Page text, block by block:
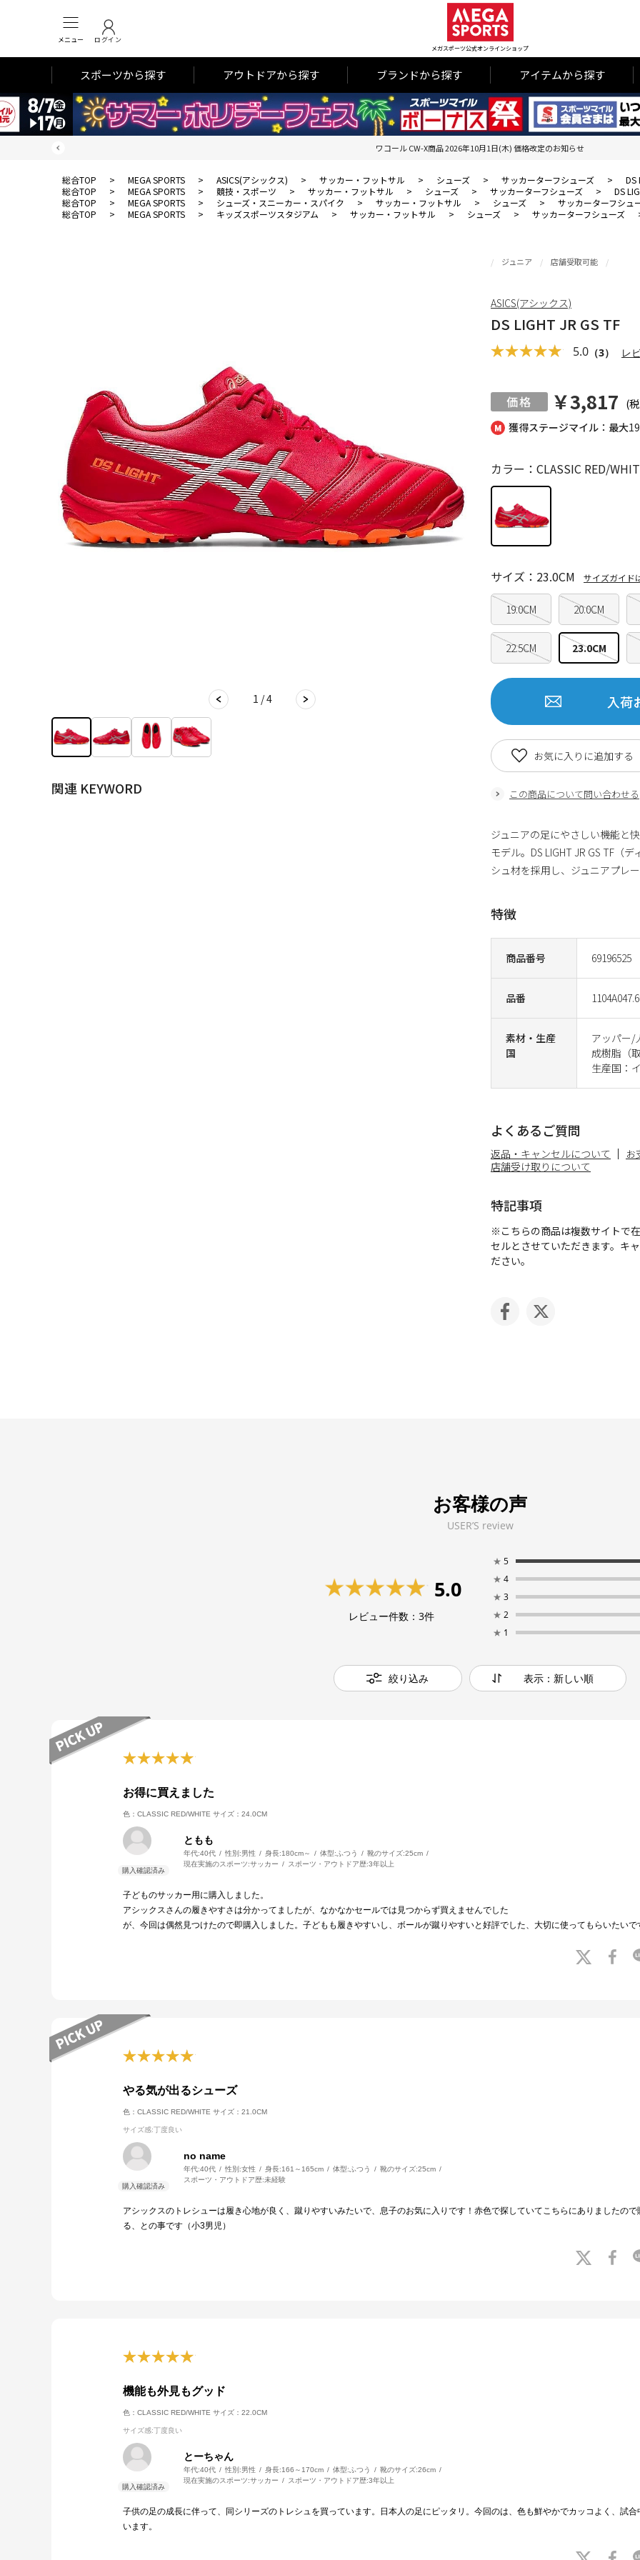
メニュー ログイン
メガスポーツ公式オンラインショップ
スポーツから探す アウトドアから探す ブランドから探す アイテムから探す
ワコール CW-X商品 2026年10月1日(木) 価格改定のお知らせ
総合TOP > MEGA SPORTS > ASICS(アシックス) > サッカー・フットサル > シューズ > サッカーターフシューズ >
DS
総合TOP
> MEGA SPORTS > 競技・スポーツ > サッカー・フットサル > シューズ > サッカーターフシューズ >
DS
総合TOP
> MEGA SPORTS > シューズ・スニーカー・スパイク > サッカー・フットサル > シューズ > サッカーターフシュ
総合TOP
> MEGA SPORTS > キッズスポーツスタジアム > サッカー・フットサル > シューズ > サッカーターフシューズ
1 / 4
関連 KEYWORD
獲得ステージマイル：最大
ジュニア 店舗受取可能
DS LIGHT JR GS TF
5.0 （3） レ
￥3,817 (
商品番号 69196525
品番
素材・生産
国
アッパー/
成樹脂（取
生産国：
カラー：CLASSIC RED/
19.0CM 20.0CM
22.5CM 23.0CM
サイズ：23.0CM サイズガイド
入荷
この商品について問い合わせる
お気に入りに追加する
ASICS(アシックス)
ジュニアの足にやさしい機能と
モデル。DS LIGHT JR GS TF（
シュ材を採用し、ジュニアプレ
特徴
よくあるご質問
返品・キャンセルについて お
店舗受け取りについて
特記事項
※こちらの商品は複数サイトで
セルとさせていただきます。キ
ださい。
お客様の声
USER’S review
5.0
レビュー件数：3件
★ 5
★ 4
★ 3
★ 2
★ 1
絞り込み 表示：新しい順
お得に買えました
色：CLASSIC RED/WHITE サイズ：24.0CM
ともも
年代:40代 性別:男性 身長:180cm～ 体型: ふつう 靴のサイズ:25cm
現在実施のスポーツ:サッカー スポーツ・アウトドア歴:3年以上
子どものサッカー用に購入しました。
アシックスさんの履きやすさは分かってましたが、なかなかセールでは見つからず買えませんでした
が、今回は偶然見つけたので即購入しました。子どもも履きやすいし、ボールが蹴りやすいと好評でした、大切に使ってもらいたいで
やる気が出るシューズ
色：CLASSIC RED/WHITE サイズ：21.0CM
サイズ感:丁度良い
no name
年代:40代 性別:女性 身長:161～165cm 体型: ふつう 靴のサイズ:25cm
スポーツ・アウトドア歴:未経験
アシックスのトレシューは履き心地が良く、蹴りやすいみたいで、息子のお気に入りです！赤色で探していてこちらにありましたの
る、との事です（小3男児）
機能も外見もグッド
色：CLASSIC RED/WHITE サイズ：22.0CM
サイズ感:丁度良い
とーちゃん
年代:40代 性別:男性 身長:166～170cm 体型: ふつう 靴のサイズ:26cm
現在実施のスポーツ:サッカー スポーツ・アウトドア歴:3年以上
子供の足の成長に伴って、同シリーズのトレシュを買っています。日本人の足にピッタリ。今回のは、色も鮮やかでカッコよく、試
います。